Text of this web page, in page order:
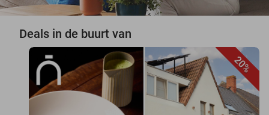
Deals in de buurt van
20%